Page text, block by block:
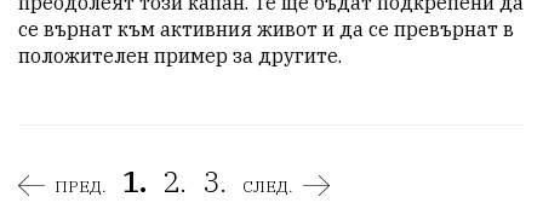
се върнат към активния живот и да се превърнат в
положителен пример за другите.
ПРЕД. 1. 2. 3. СЛЕД.